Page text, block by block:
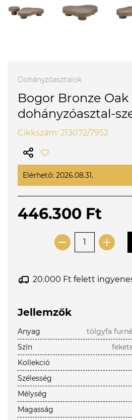
Dohányzóasztalok
Bogor Bronze Oak
dohányzóasztal-
Cikkszám: 213072/7952
Elérhető: 2026.08.31.
446.300 Ft
20.000 Ft felett
Jellemzők
Anyag
tölgyfa
Szín
Kollekció
Szélesség
Mélység
Magasság